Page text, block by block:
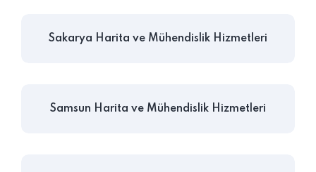
Sakarya Harita ve Mühendislik Hizmetleri
Samsun Harita ve Mühendislik Hizmetleri